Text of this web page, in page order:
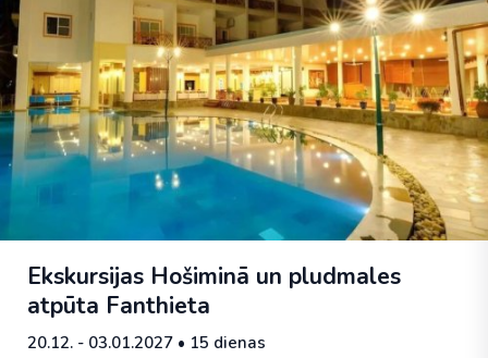
Ekskursijas Hošiminā un pludmales
atpūta Fanthieta
20.12. - 03.01.2027 • 15 dienas